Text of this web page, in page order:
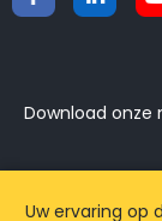
Download onze
©2015-2026
Uw ervaring op